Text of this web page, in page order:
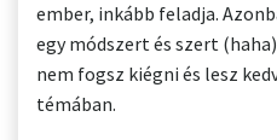
ember, inkább feladja.
egy módszert és szert
nem fogsz kiégni és lesz
témában.